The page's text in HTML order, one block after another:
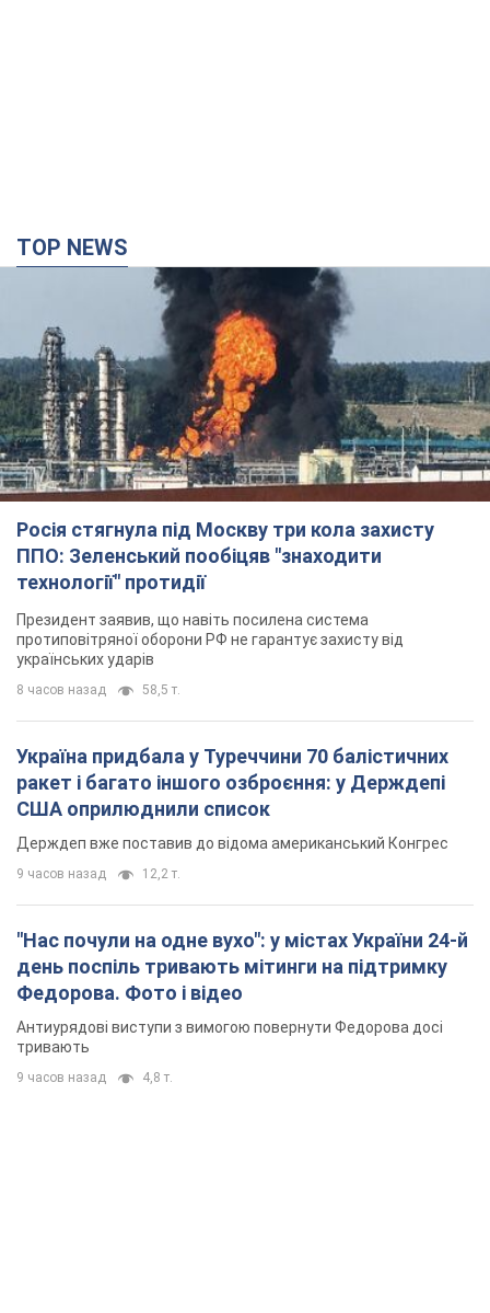
TOP NEWS
Росія стягнула під Москву три кола захисту
ППО: Зеленський пообіцяв "знаходити
технології" протидії
Президент заявив, що навіть посилена система
протиповітряної оборони РФ не гарантує захисту від
українських ударів
8 часов назад 58,5 т.
Україна придбала у Туреччини 70 балістичних
ракет і багато іншого озброєння: у Держдепі
США оприлюднили список
Держдеп вже поставив до відома американський Конгрес
9 часов назад 12,2 т.
"Нас почули на одне вухо": у містах України 24-й
день поспіль тривають мітинги на підтримку
Федорова. Фото і відео
Антиурядові виступи з вимогою повернути Федорова досі
тривають
9 часов назад 4,8 т.